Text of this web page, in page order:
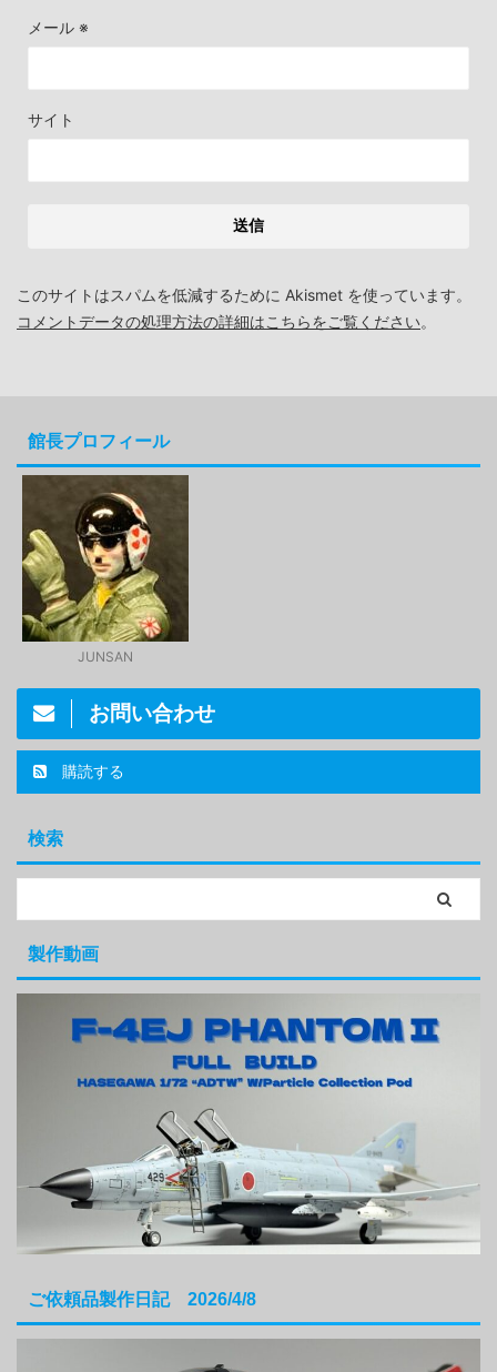
メール ※
サイト
このサイトはスパムを低減するために Akismet を使っています。
コメントデータの処理方法の詳細はこちらをご覧ください。
館長プロフィール
JUNSAN
お問い合わせ
購読する
検索
製作動画
ご依頼品製作日記 2026/4/8